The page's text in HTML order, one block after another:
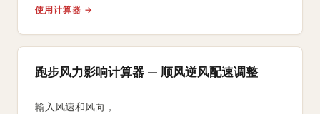
使用计算器 →
跑步风力影响计算器 — 顺风逆风配速调整
输入风速和风向，